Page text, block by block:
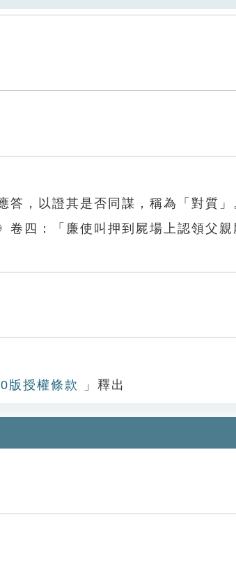
，以證其是否同謀，稱為「對質」
卷四：「廉使叫押到屍場上認領父親
版授權條款 」釋出